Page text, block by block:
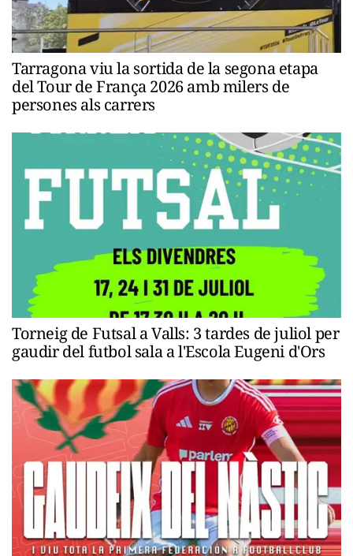
Tarragona viu la sortida de la segona etapa
del Tour de França 2026 amb milers de
persones als carrers
Torneig de Futsal a Valls: 3 tardes de juliol per
gaudir del futbol sala a l'Escola Eugeni d'Ors